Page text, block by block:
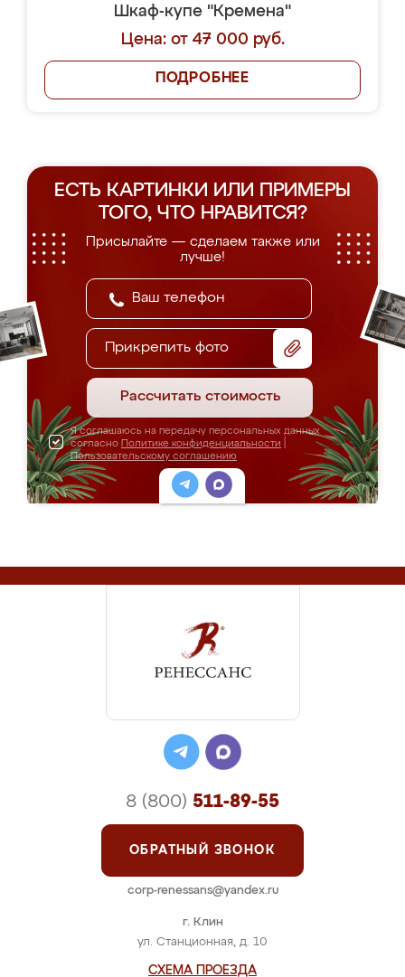
Шкаф-купе "Кремена"
Цена: от 47 000 руб.
ПОДРОБНЕЕ
ЕСТЬ КАРТИНКИ ИЛИ ПРИМЕРЫ
ТОГО, ЧТО НРАВИТСЯ?
Присылайте — сделаем также или
лучше!
Прикрепить фото
Рассчитать стоимость
Я соглашаюсь на передачу персональных данных
согласно Политике конфиденциальности
Пользовательскому соглашению
г. Клин
ул. Станционная, д. 10
СХЕМА ПРОЕЗДА
8 (800) 511-89-55
ОБРАТНЫЙ ЗВОНОК
corp-renessans@yandex.ru